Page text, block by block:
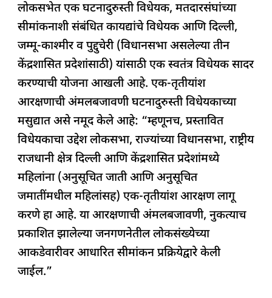
लोकसभेत एक घटनादुरुस्ती विधेयक, मतदारसंघांच्या
सीमांकनाशी संबंधित कायद्यांचे विधेयक आणि दिल्ली,
जम्मू-काश्मीर व पुद्दुचेरी (विधानसभा असलेल्या तीन
केंद्रशासित प्रदेशांसाठी) यांसाठी एक स्वतंत्र विधेयक सादर
करण्याची योजना आखली आहे. एक-तृतीयांश
आरक्षणाची अंमलबजावणी घटनादुरुस्ती विधेयकाच्या
मसुद्यात असे नमूद केले आहे: “म्हणूनच, प्रस्तावित
विधेयकाचा उद्देश लोकसभा, राज्यांच्या विधानसभा, राष्ट्रीय
राजधानी क्षेत्र दिल्ली आणि केंद्रशासित प्रदेशांमध्ये
महिलांना (अनुसूचित जाती आणि अनुसूचित
जमातींमधील महिलांसह) एक-तृतीयांश आरक्षण लागू
करणे हा आहे. या आरक्षणाची अंमलबजावणी, नुकत्याच
प्रकाशित झालेल्या जनगणनेतील लोकसंख्येच्या
आकडेवारीवर आधारित सीमांकन प्रक्रियेद्वारे केली
जाईल.”